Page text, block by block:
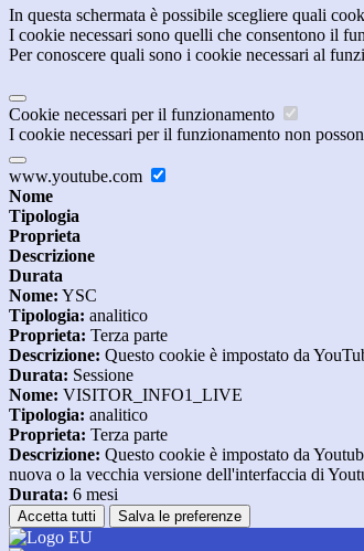
In questa schermata è possibile scegliere quali
I cookie necessari sono quelli che consentono il
Per conoscere quali sono i cookie necessari al
Cookie necessari per il funzionamento
I cookie necessari per il funzionamento non
www.youtube.com
Nome
Tipologia
Proprieta
Descrizione
Durata
Nome: YSC
Tipologia: analitico
Proprieta: Terza parte
Descrizione: Questo cookie è impostato da
Durata: Sessione
Nome: VISITOR_INFO1_LIVE
Tipologia: analitico
Proprieta: Terza parte
Descrizione: Questo cookie è impostato da
nuova o la vecchia versione dell'interfaccia di
Durata: 6 mesi
Accetta tutti Salva le preferenze